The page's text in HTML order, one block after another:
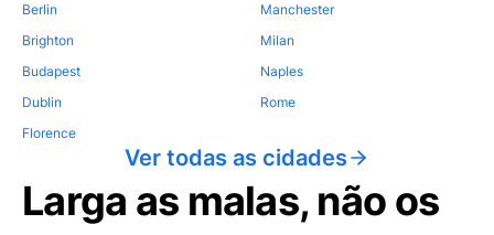
Berlin
Brighton
Budapest
Dublin
Florence
Manchester
Milan
Naples
Rome
Ver todas as cidades
Larga as malas, não os